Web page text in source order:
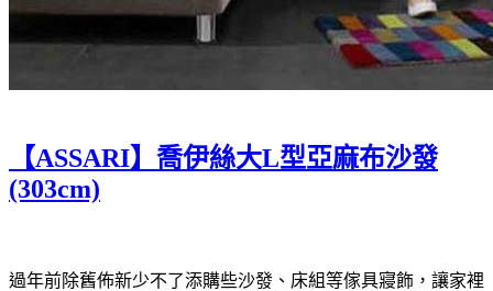
【ASSARI】喬伊絲大L型亞麻布沙發
(303cm)
過年前除舊佈新少不了添購些沙發、床組等傢具寢飾，讓家裡